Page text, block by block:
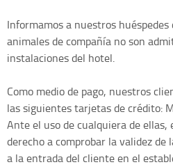
Informamos a nuestros huéspedes
animales de compañía no son
instalaciones del hotel.
Como medio de pago, nuestros
las siguientes tarjetas de crédito:
Ante el uso de cualquiera de ellas,
derecho a comprobar la validez
a la entrada del cliente en el